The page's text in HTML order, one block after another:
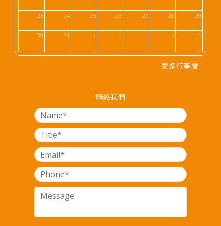
23 24 25 26 27 28 29
30 31 1 2 3 4 5
更多行事曆....
聯絡我們